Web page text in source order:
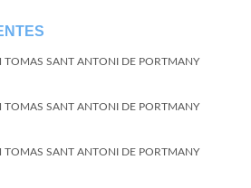
TOMAS SANT ANTONI DE PORTMANY
TOMAS SANT ANTONI DE PORTMANY
TOMAS SANT ANTONI DE PORTMANY